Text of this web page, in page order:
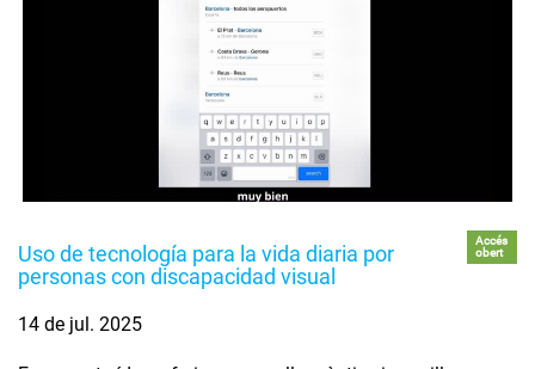
Uso de tecnología para la vida diaria por
personas con discapacidad visual
Accés
obert
14 de jul. 2025